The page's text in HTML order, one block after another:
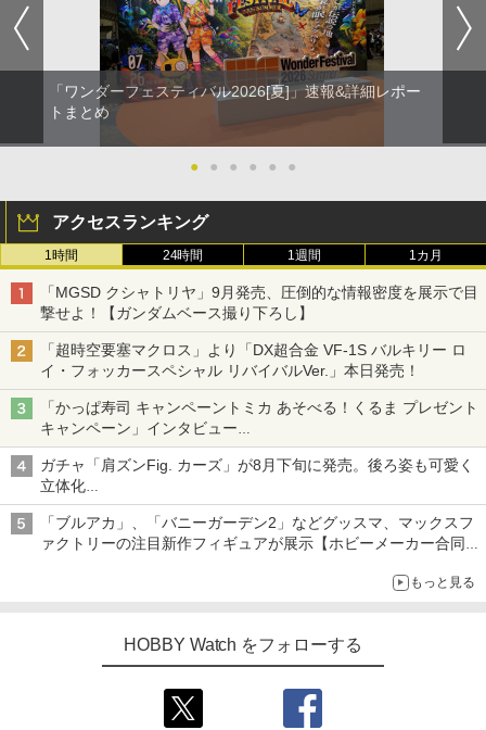
「ワンダーフェスティバル2026[夏]」速報&詳細レポー
トまとめ
● ● ● ● ● ●
アクセスランキング
1時間 24時間 1週間 1カ月
「MGSD クシャトリヤ」9月発売、圧倒的な情報密度を展示で目
撃せよ！【ガンダムベース撮り下ろし】
「超時空要塞マクロス」より「DX超合金 VF-1S バルキリー ロ
イ・フォッカースペシャル リバイバルVer.」本日発売！
「かっぱ寿司 キャンペーントミカ あそべる！くるま プレゼント
キャンペーン」インタビュー
子どもが楽しめるかっぱ寿司ならではの体験とコラボの楽しさを
追求
ガチャ「肩ズンFig. カーズ」が8月下旬に発売。後ろ姿も可愛く
立体化
ライトニング・マックィーンやメーターなど4種がラインナップ
「ブルアカ」、「バニーガーデン2」などグッスマ、マックスフ
ァクトリーの注目新作フィギュアが展示【ホビーメーカー合同展
もっと見る
HOBBY Watch をフォローする